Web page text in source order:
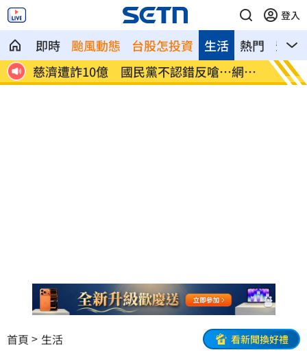
登入
即時 颱風動態 台股怎投資 熱門 影音
生活
率
慈濟遭詐10億 國民黨不認錯反嗆⋯網炸
鍋
就業
高
首頁 生活 看新聞換好禮